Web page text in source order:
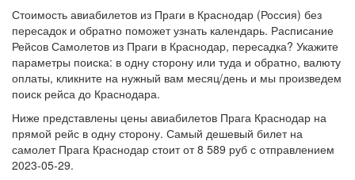
Стоимость авиабилетов из Праги в Краснодар (Россия) без
пересадок и обратно поможет узнать календарь. Расписание
Рейсов Самолетов из Праги в Краснодар, пересадка? Укажите
параметры поиска: в одну сторону или туда и обратно, валюту
оплаты, кликните на нужный вам месяц/день и мы произведем
поиск рейса до Краснодара.
Ниже представлены цены авиабилетов Прага Краснодар на
прямой рейс в одну сторону. Самый дешевый билет на
самолет Прага Краснодар стоит от 8 589 руб с отправлением
2023-05-29.